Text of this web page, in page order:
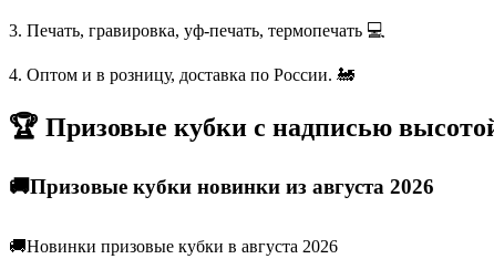
3. Печать, гравировка, уф-печать, термопечать 💻
4. Оптом и в розницу, доставка по России. 🚂
🏆 Призовые кубки с надписью
🚚Призовые кубки новинки из августа 2026
🚚Новинки призовые кубки в августа 2026